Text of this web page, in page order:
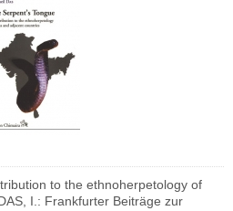
to the ethnoherpetology of
I.: Frankfurter Beiträge zur